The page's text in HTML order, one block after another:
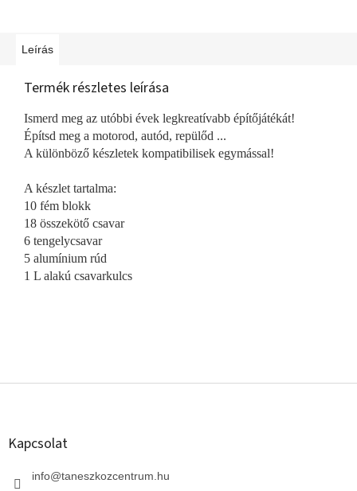
Leírás
Termék részletes leírása
Ismerd meg az utóbbi évek legkreatívabb építőjátékát!
Építsd meg a motorod, autód, repülőd ...
A különböző készletek kompatibilisek egymással!
A készlet tartalma:
10 fém blokk
18 összekötő csavar
6 tengelycsavar
5 alumínium rúd
1 L alakú csavarkulcs
L
Kapcsolat
info@taneszkozcentrum.hu